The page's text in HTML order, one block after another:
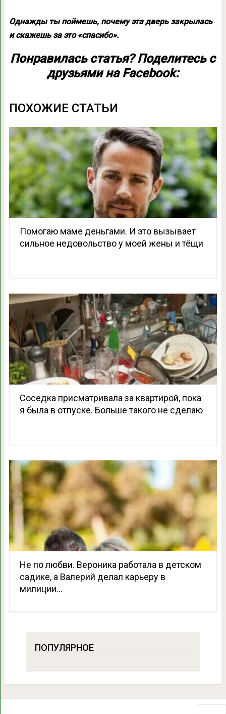
Однажды ты поймешь, почему эта дверь закрылась
и скажешь за это «спасибо».
Понравилась статья? Поделитесь с
друзьями на Facebook:
ПОХОЖИЕ СТАТЬИ
Помогаю маме деньгами. И это вызывает
сильное недовольство у моей жены и тёщи
Соседка присматривала за квартирой, пока
я была в отпуске. Больше такого не сделаю
Не по любви. Вероника работала в детском
садике, а Валерий делал карьеру в
милиции…
ПОПУЛЯРНОЕ